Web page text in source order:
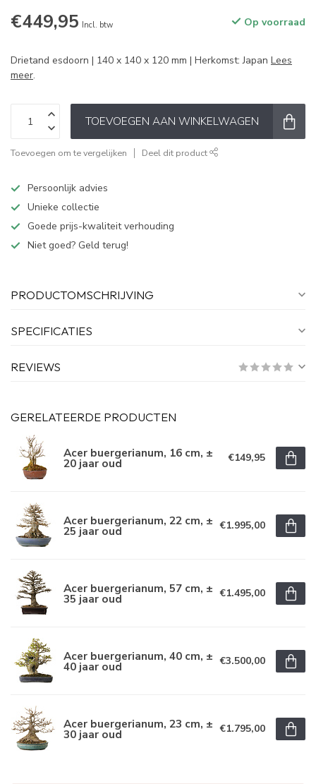
€449,95 Incl. btw Op voorraad
Drietand esdoorn | 140 x 140 x 120 mm | Herkomst: Japan Lees
meer.
TOEVOEGEN AAN WINKELWAGEN
Toevoegen om te vergelijken Deel dit product
Persoonlijk advies
Unieke collectie
Goede prijs-kwaliteit verhouding
Niet goed? Geld terug!
PRODUCTOMSCHRIJVING
SPECIFICATIES
REVIEWS
GERELATEERDE PRODUCTEN
Acer buergerianum, 16 cm, ±
20 jaar oud €149,95
Acer buergerianum, 22 cm, ±
25 jaar oud €1.995,00
Acer buergerianum, 57 cm, ±
35 jaar oud €1.495,00
Acer buergerianum, 40 cm, ±
40 jaar oud €3.500,00
Acer buergerianum, 23 cm, ±
30 jaar oud €1.795,00